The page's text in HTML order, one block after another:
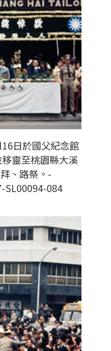
日於國父紀念館
靈至桃園縣大溪
、路祭。-
SL00094-084